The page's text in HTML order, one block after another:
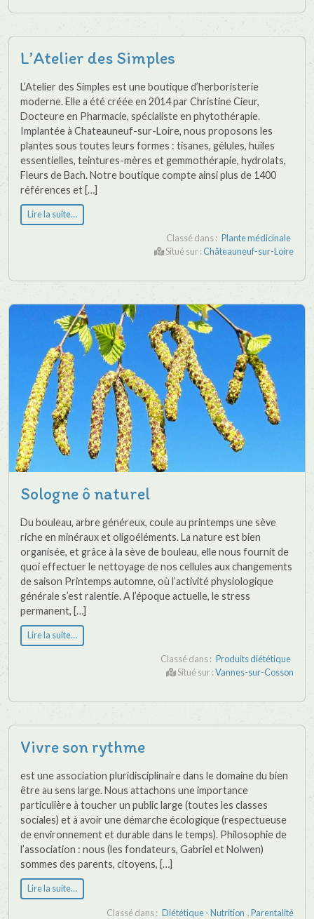
L’Atelier des Simples
L’Atelier des Simples est une boutique d’herboristerie
moderne. Elle a été créée en 2014 par Christine Cieur,
Docteure en Pharmacie, spécialiste en phytothérapie.
Implantée à Chateauneuf-sur-Loire, nous proposons les
plantes sous toutes leurs formes : tisanes, gélules, huiles
essentielles, teintures-mères et gemmothérapie, hydrolats,
Fleurs de Bach. Notre boutique compte ainsi plus de 1400
références et […]
Lire la suite…
Classé dans : Plante médicinale
Situé sur :Châteauneuf-sur-Loire
Sologne ô naturel
Du bouleau, arbre généreux, coule au printemps une sève
riche en minéraux et oligoéléments. La nature est bien
organisée, et grâce à la sève de bouleau, elle nous fournit de
quoi effectuer le nettoyage de nos cellules aux changements
de saison Printemps automne, où l’activité physiologique
générale s’est ralentie. A l’époque actuelle, le stress
permanent, […]
Lire la suite…
Classé dans : Produits diététique
Situé sur :Vannes-sur-Cosson
Vivre son rythme
est une association pluridisciplinaire dans le domaine du bien
être au sens large. Nous attachons une importance
particulière à toucher un public large (toutes les classes
sociales) et à avoir une démarche écologique (respectueuse
de environnement et durable dans le temps). Philosophie de
l’association : nous (les fondateurs, Gabriel et Nolwen)
sommes des parents, citoyens, […]
Lire la suite…
Classé dans : Diététique - Nutrition ,Parentalité